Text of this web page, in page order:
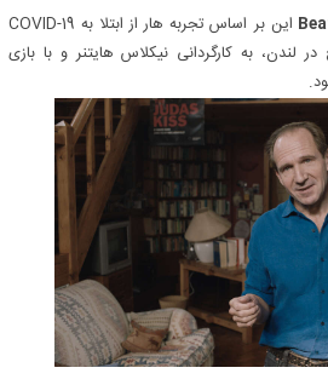
این بر اساس تجربه هار از ابتلا به COVID-19
لندن، به کارگردانی نیکلاس هایتنر و با بازی